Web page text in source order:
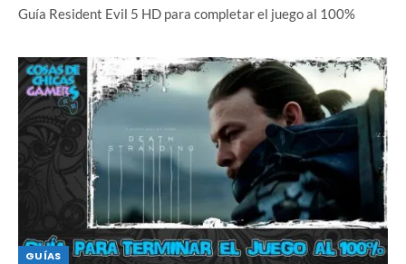
Guía Resident Evil 5 HD para completar el juego al 100%
GUÍAS